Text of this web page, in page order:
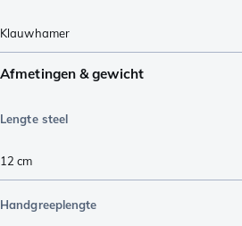
Klauwhamer
Afmetingen & gewicht
Lengte steel
12 cm
Handgreeplengte